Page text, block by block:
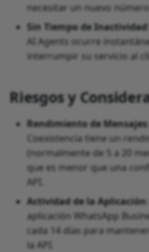
necesitar un nuevo
Sin Tiempo de Inactividad
AI Agents ocurre
interrumpir su servicio al
Riesgos y
Rendimiento de Mensajes
Coexistencia tiene un
(normalmente de 5 a 20
que es menor que una
API.
Actividad de la Aplicación
aplicación WhatsApp
cada 14 días para
la API.